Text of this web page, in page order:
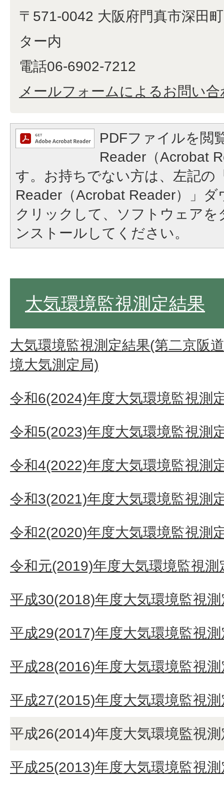
〒571-0042 大阪府門真市深田
ター内
電話06-6902-7212
メールフォームによるお問い合
PDFファイルを閲
Reader（Acrobat
す。お持ちでない方は、左記の
Reader（Acrobat Reader）」
クリックして、ソフトウェア
ンストールしてください。
大気環境監視測定結果
大気環境監視測定結果(第二京阪
境大気測定局)
令和6(2024)年度大気環境監視測
令和5(2023)年度大気環境監視測
令和4(2022)年度大気環境監視測
令和3(2021)年度大気環境監視測
令和2(2020)年度大気環境監視測
令和元(2019)年度大気環境監視測
平成30(2018)年度大気環境監視
平成29(2017)年度大気環境監視
平成28(2016)年度大気環境監視
平成27(2015)年度大気環境監視
平成26(2014)年度大気環境監視
平成25(2013)年度大気環境監視